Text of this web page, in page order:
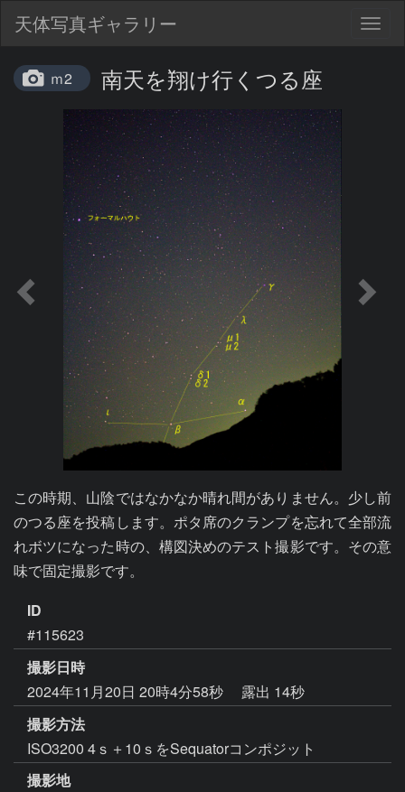
天体写真ギャラリー
ｍ2 南天を翔け行くつる座
この時期、山陰ではなかなか晴れ間がありません。少し前
のつる座を投稿します。ポタ席のクランプを忘れて全部流
れボツになった時の、構図決めのテスト撮影です。その意
ID
#115623
撮影日時
2024年11月20日 20時4分58秒
露出 14秒
撮影方法
ISO3200 4ｓ＋10ｓをSequatorコンポジット
撮影地